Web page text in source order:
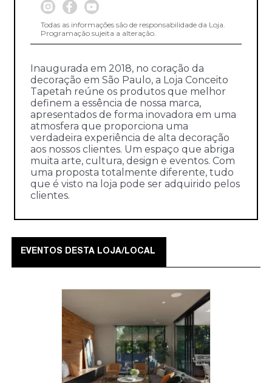
Todas as informações são de responsabilidade da Loja.
Programação sujeita a alteração.
Inaugurada em 2018, no coração da
decoração em São Paulo, a Loja Conceito
Tapetah reúne os produtos que melhor
definem a essência de nossa marca,
apresentados de forma inovadora em uma
atmosfera que proporciona uma
verdadeira experiência de alta decoração
aos nossos clientes. Um espaço que abriga
muita arte, cultura, design e eventos. Com
uma proposta totalmente diferente, tudo
que é visto na loja pode ser adquirido pelos
clientes.
EVENTOS DESTA LOJA/LOCAL